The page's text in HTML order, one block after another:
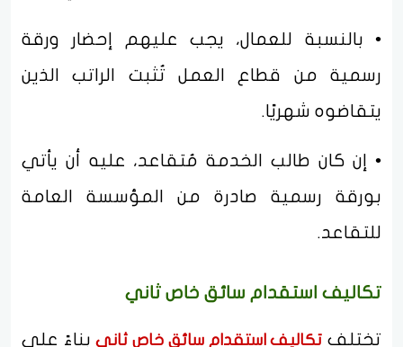
• بالنسبة للعمال، يجب عليهم إحضار ورقة
رسمية من قطاع العمل تُثبت الراتب الذين
يتقاضوه شهريًا.
• إن كان طالب الخدمة مُتقاعد، عليه أن يأتي
بورقة رسمية صادرة من المؤسسة العامة
للتقاعد.
تكاليف استقدام سائق خاص ثاني
تختلف تكاليف استقدام سائق خاص ثانيبناءً على